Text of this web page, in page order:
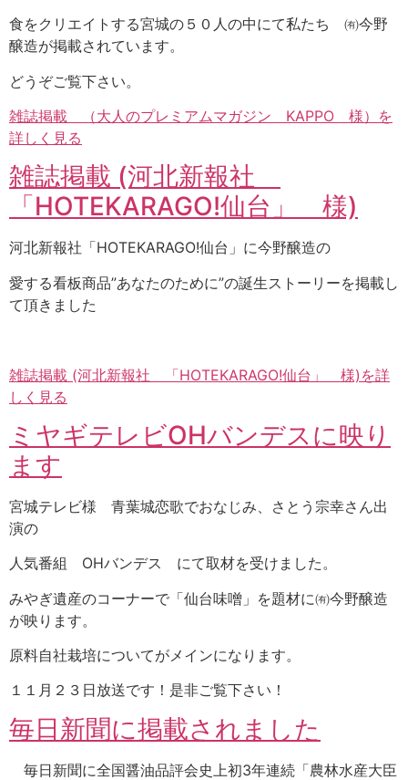
食をクリエイトする宮城の５０人の中にて私たち ㈲今野
醸造が掲載されています。
どうぞご覧下さい。
雑誌掲載 （大人のプレミアムマガジン KAPPO 様）を
詳しく見る
雑誌掲載 (河北新報社
「HOTEKARAGO!仙台」 様)
河北新報社「HOTEKARAGO!仙台」に今野醸造の
愛する看板商品”あなたのために”の誕生ストーリーを掲載し
て頂きました
雑誌掲載 (河北新報社 「HOTEKARAGO!仙台」 様)を詳
しく見る
ミヤギテレビOHバンデスに映り
ます
宮城テレビ様 青葉城恋歌でおなじみ、さとう宗幸さん出
演の
人気番組 OHバンデス にて取材を受けました。
みやぎ遺産のコーナーで「仙台味噌」を題材に㈲今野醸造
が映ります。
原料自社栽培についてがメインになります。
１１月２３日放送です！是非ご覧下さい！
毎日新聞に掲載されました
毎日新聞に全国醤油品評会史上初3年連続「農林水産大臣